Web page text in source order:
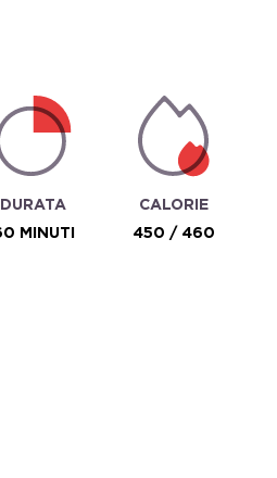
DURATA
MINUTI
CALORIE
450 / 460